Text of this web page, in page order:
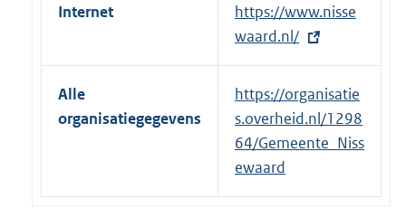
Internet
E
x
t
e
n
i
https://www.nisse
waard.nl/
Alle
organisatiegegevens
https://organisatie
s.overheid.nl/1298
64/Gemeente_Niss
ewaard